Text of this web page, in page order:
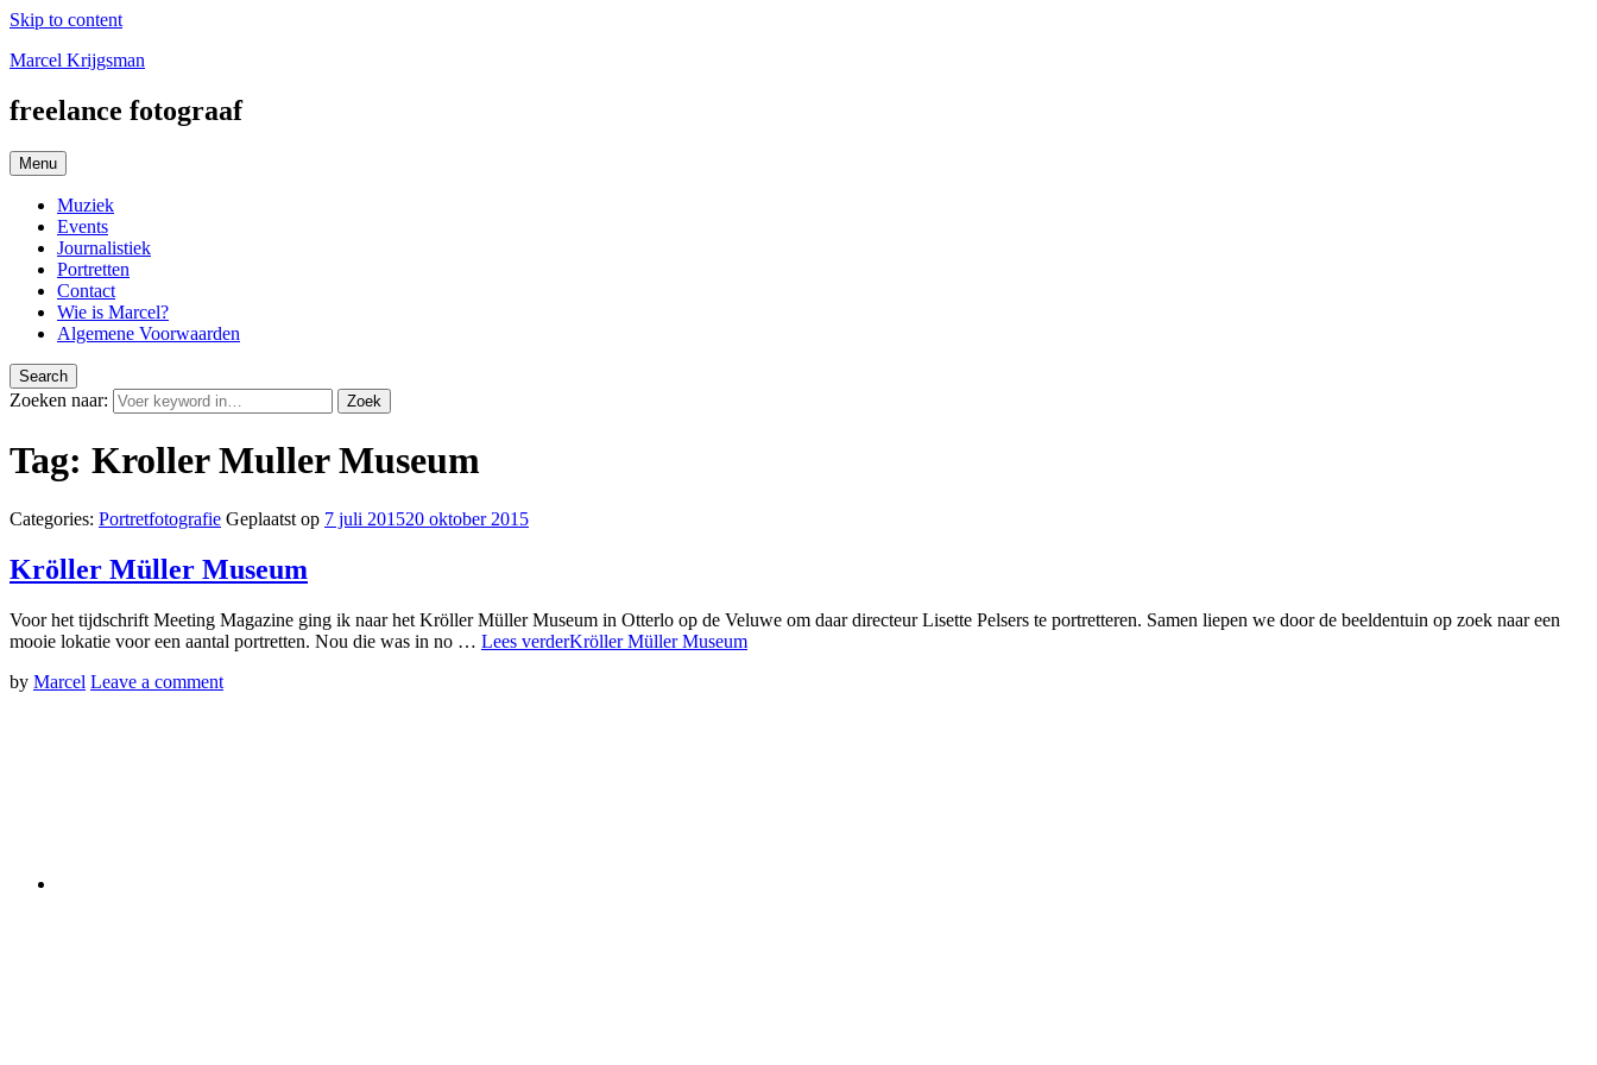
Skip to content
Marcel Krijgsman
freelance fotograaf
Menu
Muziek
Events
Journalistiek
Portretten
Contact
Wie is Marcel?
Algemene Voorwaarden
Search
Zoeken naar: Zoek
Tag: Kroller Muller Museum
Categories: Portretfotografie Geplaatst op 7 juli 201520 oktober 2015
Kröller Müller Museum
Voor het tijdschrift Meeting Magazine ging ik naar het Kröller Müller Museum in Otterlo op de Veluwe om daar directeur Lisette Pelsers te portretteren. Samen liepen we door de beeldentuin op zoek naar een
mooie lokatie voor een aantal portretten. Nou die was in no … Lees verderKröller Müller Museum
by Marcel Leave a comment